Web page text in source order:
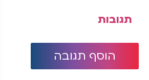
תגובות
הוסף תגובה